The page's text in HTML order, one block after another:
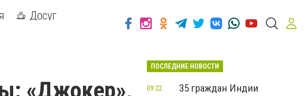
Досуг
«Джокер»,
ПОСЛЕДНИЕ НОВОСТИ
35 граждан Индии
09:22